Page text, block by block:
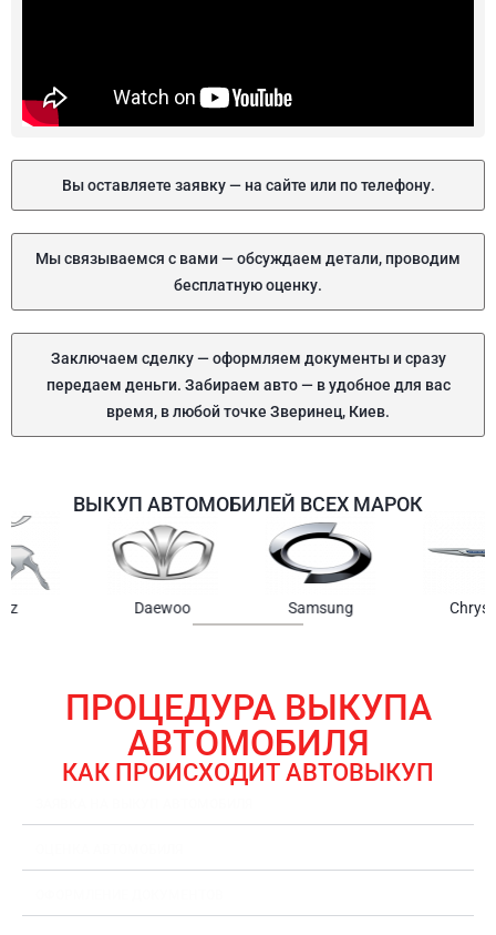
Вы оставляете заявку — на сайте или по телефону.
Мы связываемся с вами — обсуждаем детали, проводим
бесплатную оценку.
Заключаем сделку — оформляем документы и сразу
передаем деньги. Забираем авто — в удобное для вас
время, в любой точке Зверинец, Киев.
ВЫКУП АВТОМОБИЛЕЙ ВСЕХ МАРОК
ПРОЦЕДУРА ВЫКУПА
АВТОМОБИЛЯ
КАК ПРОИСХОДИТ АВТОВЫКУП